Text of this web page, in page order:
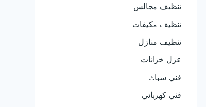
تنظيف مجالس
تنظيف مكيفات
تنظيف منازل
عزل خزانات
فني سباك
فني كهربائي